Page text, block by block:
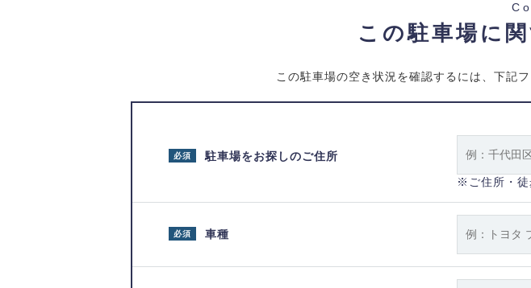
この駐車場に
この駐車場の空き状況を確認するには、下記
駐車場をお探しのご住所
必須
※ご住所・徒
車種
必須